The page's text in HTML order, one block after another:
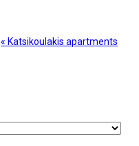
« Katsikoulakis apartments